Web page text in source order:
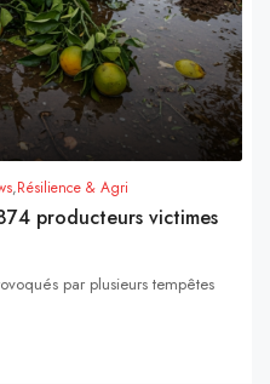
,Résilience & Agri
producteurs victimes
par plusieurs tempêtes